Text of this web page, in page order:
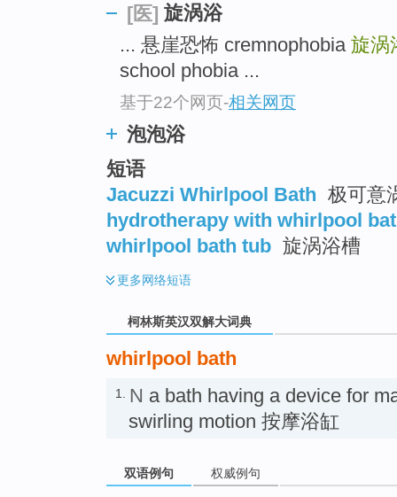
[医] 旋涡浴
... 悬崖恐怖 cremnophobia 旋
school phobia ...
基于22个网页-相关网页
泡泡浴
短语
Jacuzzi Whirlpool Bath 极可意
hydrotherapy with whirlpool
whirlpool bath tub 旋涡浴槽
更多网络短语
柯林斯英汉双解大词典
whirlpool bath
1. N a bath having a device for
swirling motion 按摩浴缸
双语例句 权威例句